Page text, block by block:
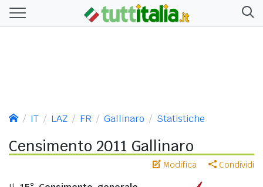
IT LAZ FR Gallinaro Statistiche
Censimento 2011 Gallinaro
Modifica Condividi